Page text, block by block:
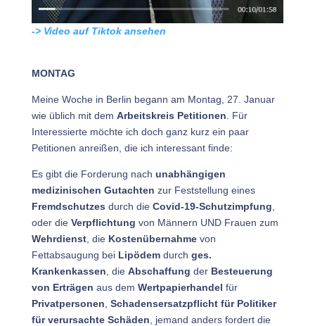
-> Video auf Tiktok ansehen
MONTAG
Meine Woche in Berlin begann am Montag, 27. Januar
wie üblich mit dem Arbeitskreis Petitionen . Für
Interessierte möchte ich doch ganz kurz ein paar
Petitionen anreißen, die ich interessant finde:
Es gibt die Forderung nach unabhängigen
medizinischen Gutachten zur Feststellung eines
Fremdschutzes durch die Covid-19-Schutzimpfung
oder die Verpflichtung von Männern UND Frauen zum
Wehrdienst, die Kostenübernahmevon
Fettabsaugung bei Lipödemdurch ges.
Krankenkassen , die Abschaffung der Besteuerung
von Erträgen aus dem Wertpapierhandel für
Privatpersonen Schadensersatzpflicht für Politiker
für verursachte Schäden , jemand anders fordert die